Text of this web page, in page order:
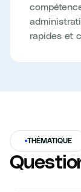
rapides et
THÉMATIQUE